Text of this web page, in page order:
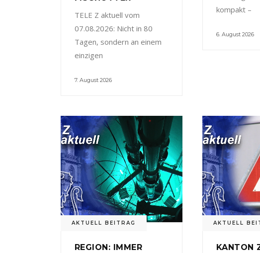
TELE Z aktuell vom
07.08.2026: Nicht in 80
Tagen, sondern an einem
einzigen
7. August 2026
kompakt –
6. August 2026
AKTUELL BEITRAG
REGION: IMMER
AKTUELL
KANTON